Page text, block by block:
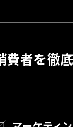
費者を徹